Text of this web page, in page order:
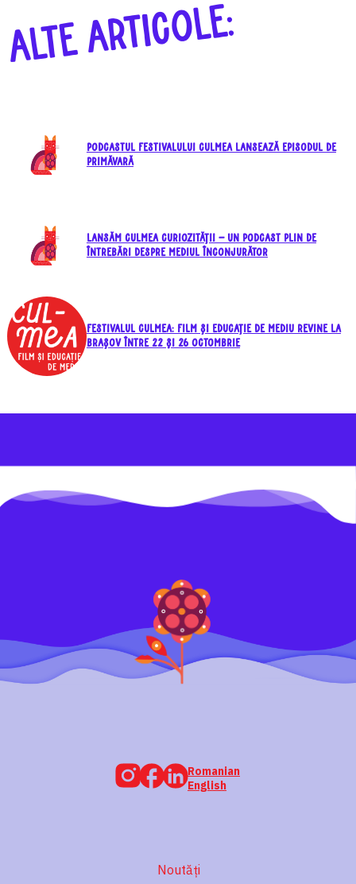
ALTE ARTICOLE:
Podcastul festivalului CULMEA lansează episodul de
primăvară
Lansăm CULMEA Curiozității – un podcast plin de
întrebări despre mediul înconjurător
Festivalul CULMEA: Film și Educație de Mediu revine la
Brașov între 22 şi 26 octombrie
Romanian
English
Noutăți